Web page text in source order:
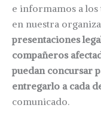
e informamos a los
en nuestra
presentaciones
compañeros
puedan concursar
entregarlo a cada
comunicado.